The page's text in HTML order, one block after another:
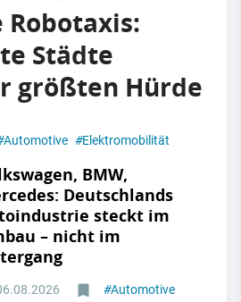
Robotaxis:
Städte
größten Hürde
Automotive #Elektromobilität
BMW,
Deutschlands
steckt im
– nicht im
#Automotive